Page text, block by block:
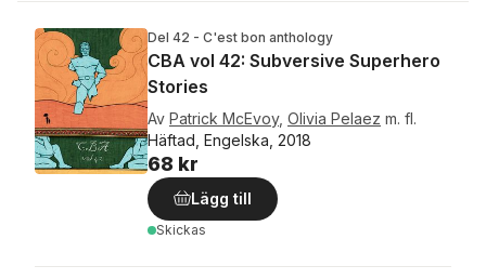
Del 42 - C'est bon anthology
CBA vol 42: Subversive Superhero
Stories
Av Patrick McEvoy, Olivia Pelaez m. fl.
Häftad, Engelska, 2018
68 kr
Lägg till
Skickas